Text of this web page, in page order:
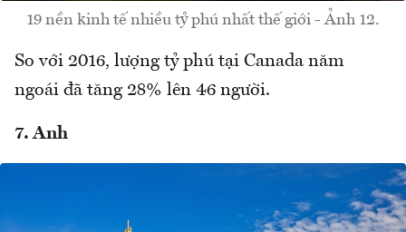
19 nền kinh tế nhiều tỷ phú nhất thế giới - Ảnh 12.
So với 2016, lượng tỷ phú tại Canada năm
ngoái đã tăng 28% lên 46 người.
7. Anh